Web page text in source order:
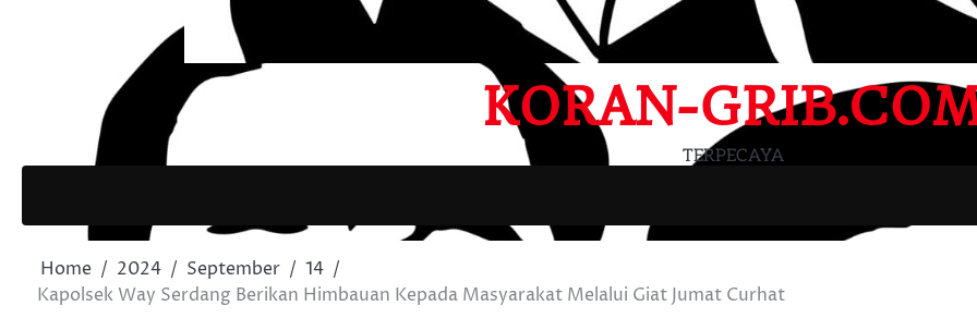
KORAN-
TERPECAYA
Home 2024 September
14
Kapolsek Way Serdang Berikan Himbauan Kepada Masyarakat Melalui Giat Jumat Curhat